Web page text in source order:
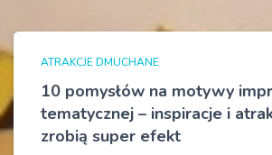
ATRAKCJE DMUCHANE
10 pomysłów na motywy
tematycznej – inspiracje i
zrobią super efekt